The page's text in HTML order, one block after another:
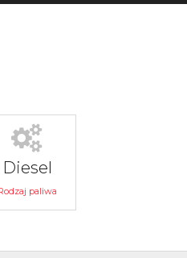
Diesel
paliwa